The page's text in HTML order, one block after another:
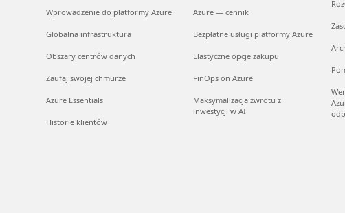
Wprowadzenie do platformy Azure
Globalna infrastruktura
Obszary centrów danych
Zaufaj swojej chmurze
Azure Essentials
Historie klientów
Azure — cennik
Bezpłatne usługi platformy Azure
Elastyczne opcje zakupu
FinOps on Azure
Maksymalizacja zwrotu z
inwestycji w AI